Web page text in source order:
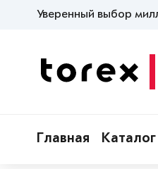
Уверенный выбор
Главная Каталог